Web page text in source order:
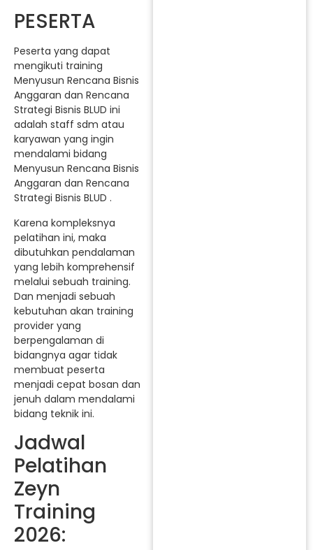
PESERTA
Peserta yang dapat
mengikuti training
Menyusun Rencana Bisnis
Anggaran dan Rencana
Strategi Bisnis BLUD ini
adalah staff sdm atau
karyawan yang ingin
mendalami bidang
Menyusun Rencana Bisnis
Anggaran dan Rencana
Strategi Bisnis BLUD .
Karena kompleksnya
pelatihan ini, maka
dibutuhkan pendalaman
yang lebih komprehensif
melalui sebuah training.
Dan menjadi sebuah
kebutuhan akan training
provider yang
berpengalaman di
bidangnya agar tidak
membuat peserta
menjadi cepat bosan dan
jenuh dalam mendalami
bidang teknik ini.
Jadwal
Pelatihan
Zeyn
Training
2026: